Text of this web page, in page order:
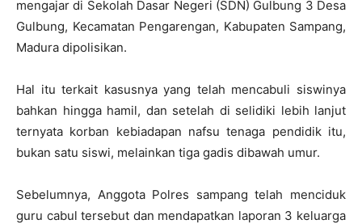
mengajar di Sekolah Dasar Negeri (SDN) Gulbung 3 Desa
Gulbung, Kecamatan Pengarengan, Kabupaten Sampang,
Madura dipolisikan.
Hal itu terkait kasusnya yang telah mencabuli siswinya
bahkan hingga hamil, dan setelah di selidiki lebih lanjut
ternyata korban kebiadapan nafsu tenaga pendidik itu,
bukan satu siswi, melainkan tiga gadis dibawah umur.
Sebelumnya, Anggota Polres sampang telah menciduk
guru cabul tersebut dan mendapatkan laporan 3 keluarga